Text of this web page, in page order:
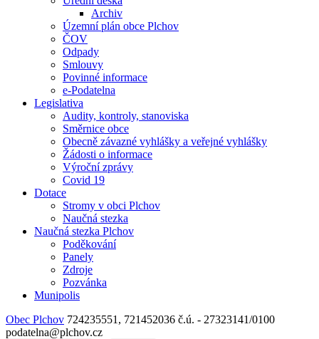
Archiv
Územní plán obce Plchov
ČOV
Odpady
Smlouvy
Povinné informace
e-Podatelna
Legislativa
Audity, kontroly, stanoviska
Směrnice obce
Obecně závazné vyhlášky a veřejné vyhlášky
Žádosti o informace
Výroční zprávy
Covid 19
Dotace
Stromy v obci Plchov
Naučná stezka
Naučná stezka Plchov
Poděkování
Panely
Zdroje
Pozvánka
Munipolis
Obec Plchov 724235551, 721452036 č.ú. - 27323141/0100
podatelna@plchov.cz